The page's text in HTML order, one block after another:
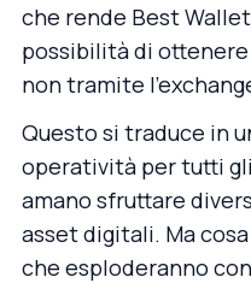
che rende Best
possibilità di
non tramite
Questo si traduce in
operatività per tutti
amano sfruttare
asset digitali. Ma
che esploderanno